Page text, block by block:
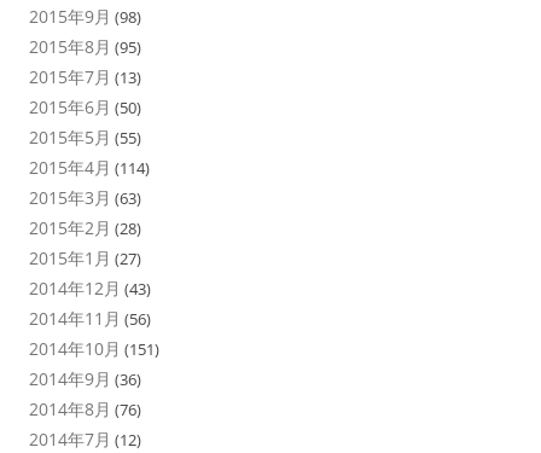
2015年9月 (98)
2015年8月 (95)
2015年7月 (13)
2015年6月 (50)
2015年5月 (55)
2015年4月 (114)
2015年3月 (63)
2015年2月 (28)
2015年1月 (27)
2014年12月 (43)
2014年11月 (56)
2014年10月 (151)
2014年9月 (36)
2014年8月 (76)
2014年7月 (12)